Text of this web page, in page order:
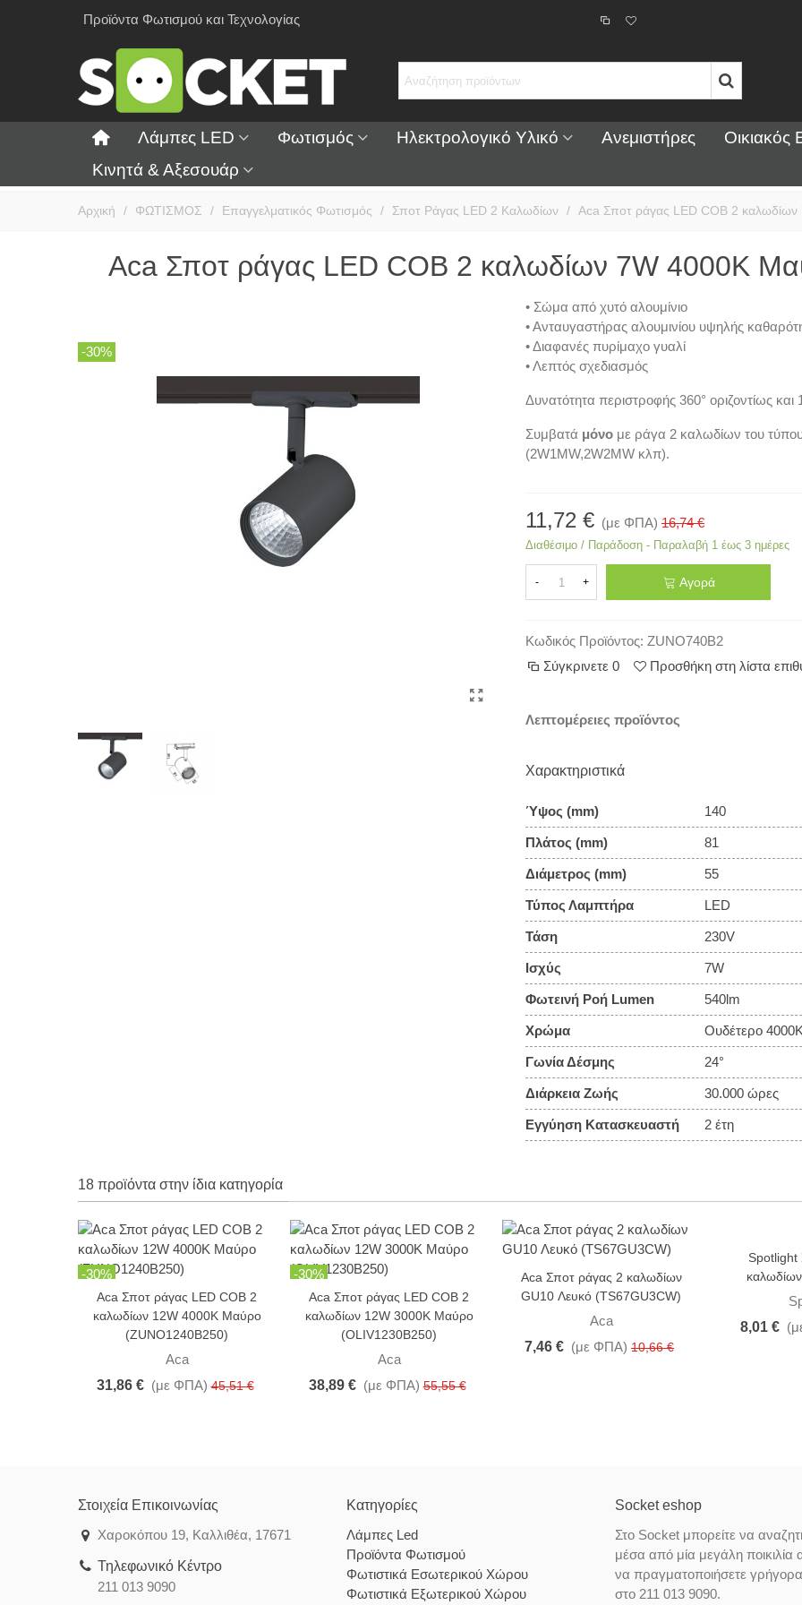
Προϊόντα Φωτισμού και Τεχνολογίας
Λάμπες LED Φωτισμός Ηλεκτρολογικό Υλικό Ανεμιστήρες
Οικιακός
Κινητά & Αξεσουάρ
Αρχική / ΦΩΤΙΣΜΟΣ / Επαγγελματικός Φωτισμός / Σποτ Ράγας LED 2 Καλωδίων / Aca Σποτ ράγας LED COB 2
Aca Σποτ ράγας LED COB 2 καλωδίων 7W 4000K
-30%
• Σώμα από χυτό αλουμίνιο
• Ανταυγαστήρας αλουμινίου υψηλής
• Διαφανές πυρίμαχο γυαλί
• Λεπτός σχεδιασμός
Δυνατότητα περιστροφής 360° οριζοντίως και
Συμβατά μόνο με ράγα 2 καλωδίων του
(2W1MW,2W2MW κλπ).
11,72 € (με ΦΠΑ) 16,74 €
Διαθέσιμο / Παράδοση - Παραλαβή 1 έως 3 ημέρες
- + Αγορά
Κωδικός Προϊόντος: ZUNO740B2
Σύγκρινετε 0 Προσθήκη στη λίστα
Λεπτομέρειες προϊόντος
Χαρακτηριστικά
Ύψος (mm) 140
Πλάτος (mm) 81
Διάμετρος (mm) 55
Τύπος Λαμπτήρα LED
Τάση 230V
Ισχύς 7W
Φωτεινή Ροή Lumen 540lm
Χρώμα Ουδέτερο
Γωνία Δέσμης 24°
Διάρκεια Ζωής 30.000 ώρες
Εγγύηση Κατασκευαστή 2 έτη
18 προϊόντα στην ίδια κατηγορία
-30%
Aca Σποτ ράγας LED COB 2
καλωδίων 12W 4000K Μαύρο
(ZUNO1240B250)
Aca
31,86 € (με ΦΠΑ) 45,51 €
-30%
Aca Σποτ ράγας LED COB 2
καλωδίων 12W 3000K Μαύρο
(OLIV1230B250)
Aca
38,89 € (με ΦΠΑ) 55,55 €
-30%
Aca Σποτ ράγας 2 καλωδίων
GU10 Λευκό (TS67GU3CW)
Aca
7,46 € (με ΦΠΑ) 10,66 €
-10%
Spotlight
8,01 €
Στοιχεία Επικοινωνίας
Χαροκόπου 19, Καλλιθέα, 17671
Τηλεφωνικό Κέντρο
211 013 9090
Κατηγορίες
Λάμπες Led
Προϊόντα Φωτισμού
Φωτιστικά Εσωτερικού Χώρου
Φωτιστικά Εξωτερικού Χώρου
Socket eshop
Στο Socket μπορείτε να
μέσα από μία μεγάλη ποικιλία
να πραγματοποιήσετε
στο 211 013 9090.